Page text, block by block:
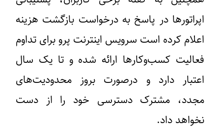
اپراتورها در پاسخ به درخواست بازگشت هزینه
اعلام کرده است سرویس اینترنت پرو برای تداوم
فعالیت کسب‌وکارها ارائه شده و تا یک سال
اعتبار دارد و درصورت بروز محدودیت‌های
مجدد، مشترک دسترسی خود را از دست
نخواهد داد.